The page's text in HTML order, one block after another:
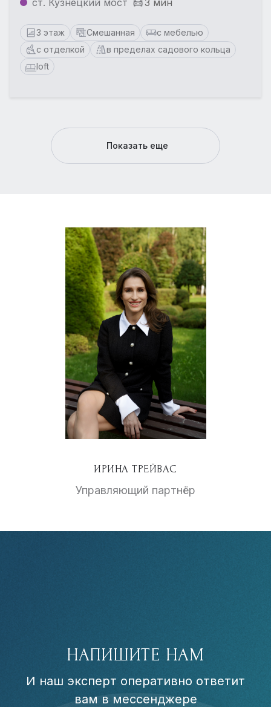
3 этаж Смешанная
с мебелью
с отделкой
в пределах садового кольца
loft
Показать еще
ИРИНА ТРЕЙВАС
Управляющий партнёр
НАПИШИТЕ НАМ
И наш эксперт оперативно ответит
вам в мессенджере